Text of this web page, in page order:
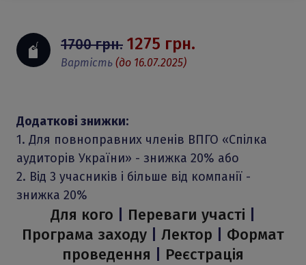
1700 грн. 1275 грн.
Вартість (до 16.07.2025)
Додаткові знижки:
1. Для повноправних членів ВПГО «Спілка
аудиторів України» - знижка 20% або
2. Від 3 учасників і більше від компанії -
знижка 20%
Для кого Переваги участі
Програма заходу
Лектор
Формат
проведення
Реєстрація